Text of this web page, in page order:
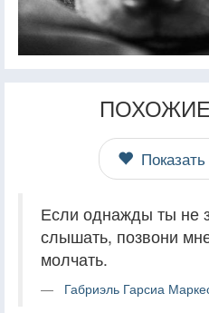
Если однажды ты не
слышать, позвони
молчать.
Габриэль Гарсиа